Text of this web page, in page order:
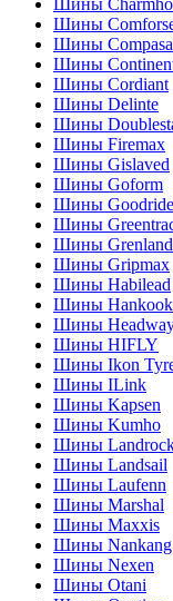
Шины
Шины
Шины
Шины
Шины Cordiant
Шины Delinte
Шины
Шины Firemax
Шины Gislaved
Шины Goform
Шины Goodride
Шины
Шины
Шины Gripmax
Шины Habilead
Шины Hankook
Шины
Шины HIFLY
Шины Ikon
Шины ILink
Шины Kapsen
Шины Kumho
Шины Landrock
Шины Landsail
Шины Laufenn
Шины Marshal
Шины Maxxis
Шины Nankang
Шины Nexen
Шины Otani